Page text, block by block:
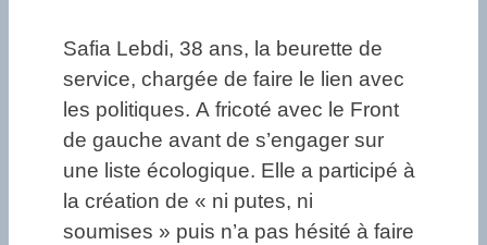
Safia Lebdi, 38 ans, la beurette de
service, chargée de faire le lien avec
les politiques. A fricoté avec le Front
de gauche avant de s’engager sur
une liste écologique. Elle a participé à
la création de « ni putes, ni
soumises » puis n’a pas hésité à faire